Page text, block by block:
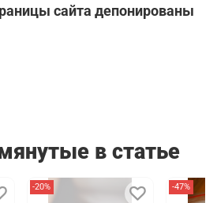
сайта депонированы
в статье
-20% -47%